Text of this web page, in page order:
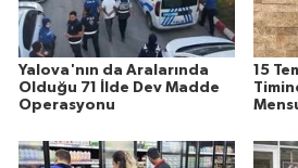
Yalova'nın da Aralarında
Olduğu 71 İlde Dev Madde
Operasyonu
15